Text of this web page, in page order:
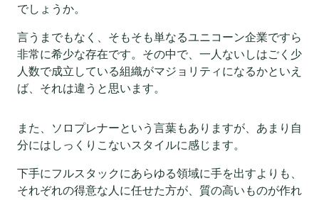
でしょうか。
言うまでもなく、そもそも単なるユニコーン企業ですら
非常に希少な存在です。その中で、一人ないしはごく少
人数で成立している組織がマジョリティになるかといえ
ば、それは違うと思います。
また、ソロプレナーという言葉もありますが、あまり自
分にはしっくりこないスタイルに感じます。
下手にフルスタックにあらゆる領域に手を出すよりも、
それぞれの得意な人に任せた方が、質の高いものが作れ